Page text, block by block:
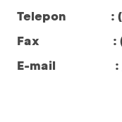
Telepon :
Fax : (021)
E-mail :